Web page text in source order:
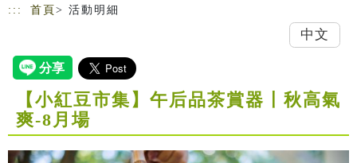
::: 首頁 > 活動明細
中文
【小紅豆市集】午后品茶賞器〡秋高氣
爽-8月場